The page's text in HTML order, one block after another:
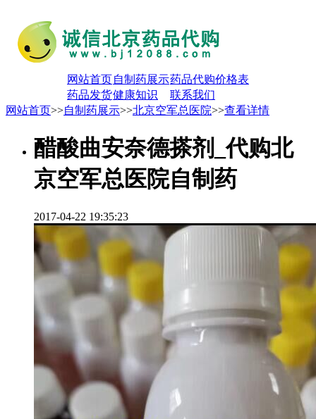
网站首页自制药展示药品代购价格表
药品发货健康知识
联系我们
网站首页>>自制药展示>>北京空军总医院>>查看详情
醋酸曲安奈德搽剂_代购北
京空军总医院自制药
2017-04-22 19:35:23